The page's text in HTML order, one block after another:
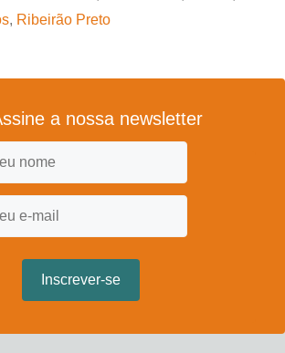
, Ribeirão Preto
a nossa newsletter